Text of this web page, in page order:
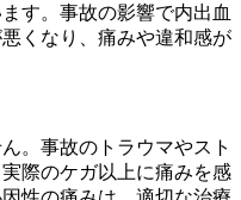
す。事故の影響で内出血
くなり、痛みや違和感が
。事故のトラウマやスト
際のケガ以上に痛みを感